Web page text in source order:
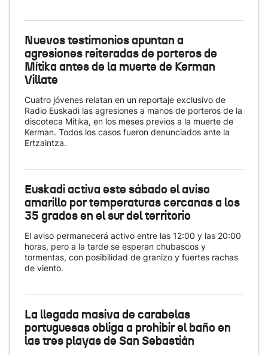
Nuevos testimonios apuntan a
agresiones reiteradas de porteros de
Mítika antes de la muerte de Kerman
Villate
Cuatro jóvenes relatan en un reportaje exclusivo de
Radio Euskadi las agresiones a manos de porteros de la
discoteca Mítika, en los meses previos a la muerte de
Kerman. Todos los casos fueron denunciados ante la
Ertzaintza.
Euskadi activa este sábado el aviso
amarillo por temperaturas cercanas a los
35 grados en el sur del territorio
El aviso permanecerá activo entre las 12:00 y las 20:00
horas, pero a la tarde se esperan chubascos y
tormentas, con posibilidad de granizo y fuertes rachas
de viento.
La llegada masiva de carabelas
portuguesas obliga a prohibir el baño en
las tres playas de San Sebastián